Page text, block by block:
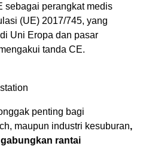
sebagai perangkat medis
(UE) 2017/745, yang
Uni Eropa dan pasar
tanda CE.
penting bagi
maupun industri kesuburan,
rantai